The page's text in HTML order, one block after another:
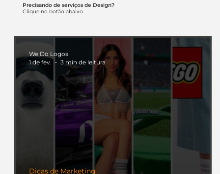
Precisando de serviços de Design?
Clique no botão abaixo:
Dicas de Marketing
We Do Logos
1 de fev.
3 min de leitura